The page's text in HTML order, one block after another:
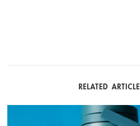
RELATED ARTICLE